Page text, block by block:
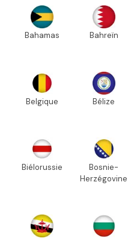
Bahamas Bahreïn
Belgique Bélize
Biélorussie
Bosnie-
Herzégovine